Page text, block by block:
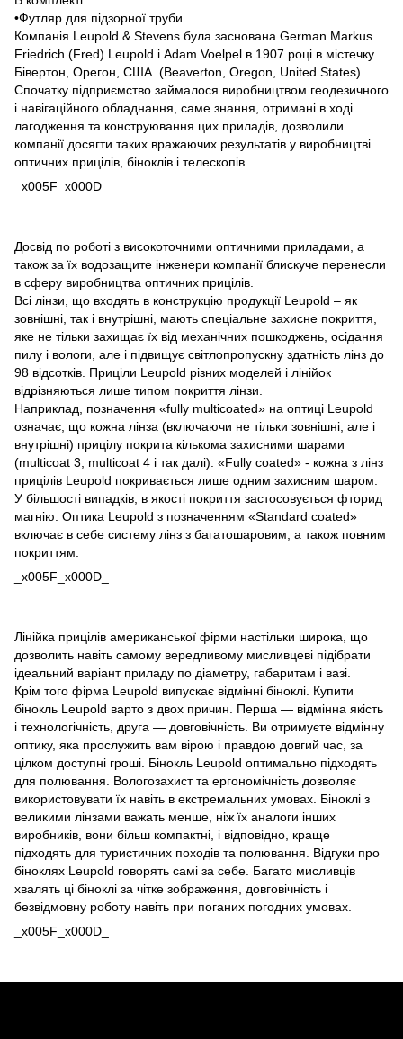
•Футляр для підзорної труби
Компанія Leupold & Stevens була заснована German Markus
Friedrich (Fred) Leupold і Adam Voelpel в 1907 році в містечку
Бівертон, Орегон, США. (Beaverton, Oregon, United States).
Спочатку підприємство займалося виробництвом геодезичного
і навігаційного обладнання, саме знання, отримані в ході
лагодження та конструювання цих приладів, дозволили
компанії досягти таких вражаючих результатів у виробництві
оптичних прицілів, біноклів і телескопів.
_x005F_x000D_
Досвід по роботі з високоточними оптичними приладами, а
також за їх водозащите інженери компанії блискуче перенесли
в сферу виробництва оптичних прицілів.
Всі лінзи, що входять в конструкцію продукції Leupold – як
зовнішні, так і внутрішні, мають спеціальне захисне покриття,
яке не тільки захищає їх від механічних пошкоджень, осідання
пилу і вологи, але і підвищує світлопропускну здатність лінз до
98 відсотків. Приціли Leupold різних моделей і лінійок
відрізняються лише типом покриття лінзи.
Наприклад, позначення «fully multicoated» на оптиці Leupold
означає, що кожна лінза (включаючи не тільки зовнішні, але і
внутрішні) прицілу покрита кількома захисними шарами
(multicoat 3, multicoat 4 і так далі). «Fully coated» - кожна з лінз
прицілів Leupold покривається лише одним захисним шаром.
У більшості випадків, в якості покриття застосовується фторид
магнію. Оптика Leupold з позначенням «Standard coated»
включає в себе систему лінз з багатошаровим, а також повним
покриттям.
_x005F_x000D_
Лінійка прицілів американської фірми настільки широка, що
дозволить навіть самому вередливому мисливцеві підібрати
ідеальний варіант приладу по діаметру, габаритам і вазі.
Крім того фірма Leupold випускає відмінні біноклі. Купити
бінокль Leupold варто з двох причин. Перша — відмінна якість
і технологічність, друга — довговічність. Ви отримуєте відмінну
оптику, яка прослужить вам вірою і правдою довгий час, за
цілком доступні гроші. Бінокль Leupold оптимально підходять
для полювання. Вологозахист та ергономічність дозволяє
використовувати їх навіть в екстремальних умовах. Біноклі з
великими лінзами важать менше, ніж їх аналоги інших
виробників, вони більш компактні, і відповідно, краще
підходять для туристичних походів та полювання. Відгуки про
біноклях Leupold говорять самі за себе. Багато мисливців
хвалять ці біноклі за чітке зображення, довговічність і
безвідмовну роботу навіть при поганих погодних умовах.
_x005F_x000D_